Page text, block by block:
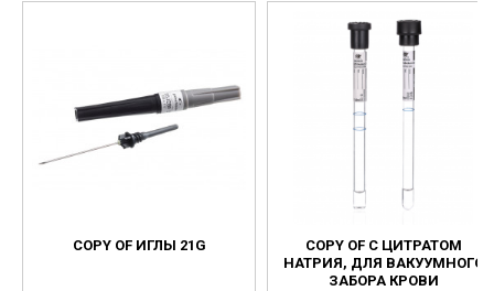
COPY OF ИГЛЫ 21G
COPY OF С ЦИТРАТОМ
НАТРИЯ, ДЛЯ ВАКУУМНОГО
ЗАБОРА КРОВИ